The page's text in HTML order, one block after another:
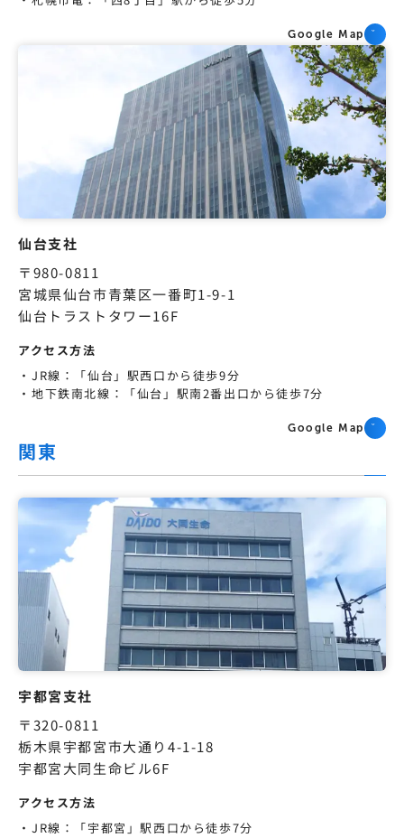
Google Map
仙台支社
〒980-0811
宮城県仙台市青葉区一番町1-9-1
仙台トラストタワー16F
アクセス方法
JR線：「仙台」駅西口から徒歩9分
地下鉄南北線：「仙台」駅南2番出口から徒歩7分
Google Map
関東
宇都宮支社
〒320-0811
栃木県宇都宮市大通り4-1-18
宇都宮大同生命ビル6F
アクセス方法
JR線：「宇都宮」駅西口から徒歩7分